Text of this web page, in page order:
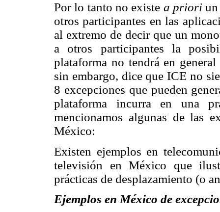
Por lo tanto no existe a priori
otros participantes en las
al extremo de decir que un
a otros participantes la
plataforma no tendrá en
sin embargo, dice que ICE no
8 excepciones que pueden
plataforma incurra en una
mencionamos algunas de las
México:
Existen ejemplos en
televisión en México que
prácticas de desplazamiento (o
Ejemplos en México de